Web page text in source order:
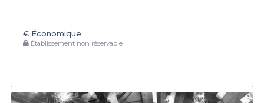
€ Économique
Établissement non réservable